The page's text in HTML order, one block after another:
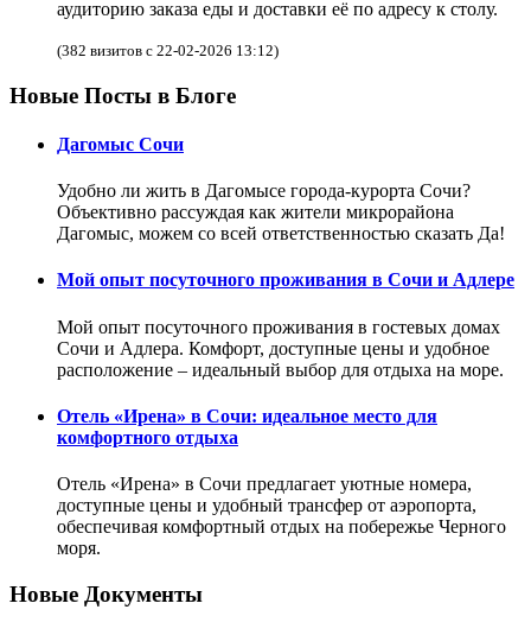
аудиторию заказа еды и доставки её по адресу к столу.
(382 визитов с 22-02-2026 13:12)
Новые Посты в Блоге
Дагомыс Сочи
Удобно ли жить в Дагомысе города-курорта Сочи?
Объективно рассуждая как жители микрорайона
Дагомыс, можем со всей ответственностью сказать Да!
Мой опыт посуточного проживания в Сочи и Адлере
Мой опыт посуточного проживания в гостевых домах
Сочи и Адлера. Комфорт, доступные цены и удобное
расположение – идеальный выбор для отдыха на море.
Отель «Ирена» в Сочи: идеальное место для
комфортного отдыха
Отель «Ирена» в Сочи предлагает уютные номера,
доступные цены и удобный трансфер от аэропорта,
обеспечивая комфортный отдых на побережье Черного
моря.
Новые Документы